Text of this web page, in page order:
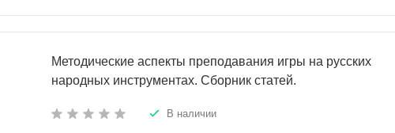
Методические аспекты преподавания игры на русских
народных инструментах. Сборник статей.
В наличии